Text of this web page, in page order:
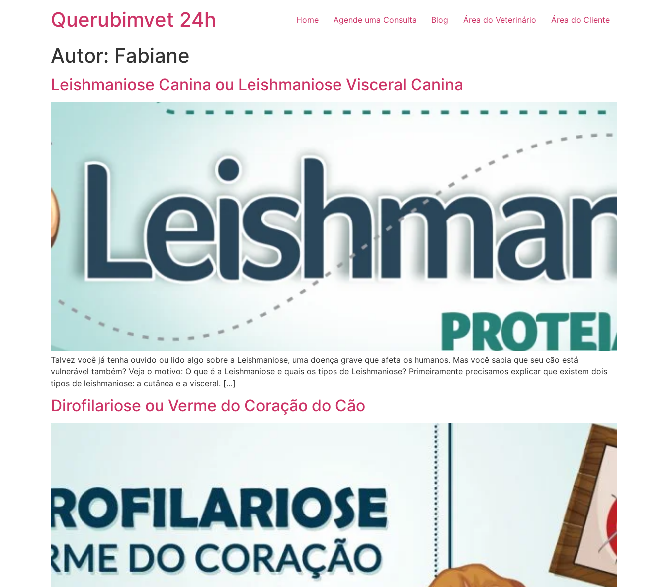
Querubimvet 24h Home Agende uma Consulta Blog Área do Veterinário Área do Cliente
Autor: Fabiane
Leishmaniose Canina ou Leishmaniose Visceral Canina
Talvez você já tenha ouvido ou lido algo sobre a Leishmaniose, uma doença grave que afeta os humanos. Mas você sabia que seu cão está
vulnerável também? Veja o motivo: O que é a Leishmaniose e quais os tipos de Leishmaniose? Primeiramente precisamos explicar que existem dois
tipos de leishmaniose: a cutânea e a visceral. […]
Dirofilariose ou Verme do Coração do Cão